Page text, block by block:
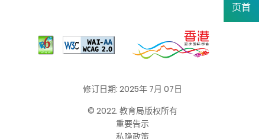
页首
修订日期: 2025年 7月 07日
© 2022. 教育局版权所有
重要告示